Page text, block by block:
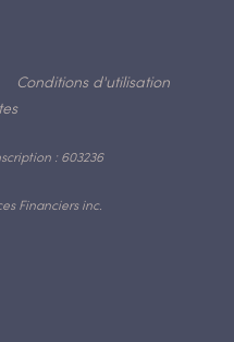
Financiers inc.
: 603236
Conditions d'utilisation